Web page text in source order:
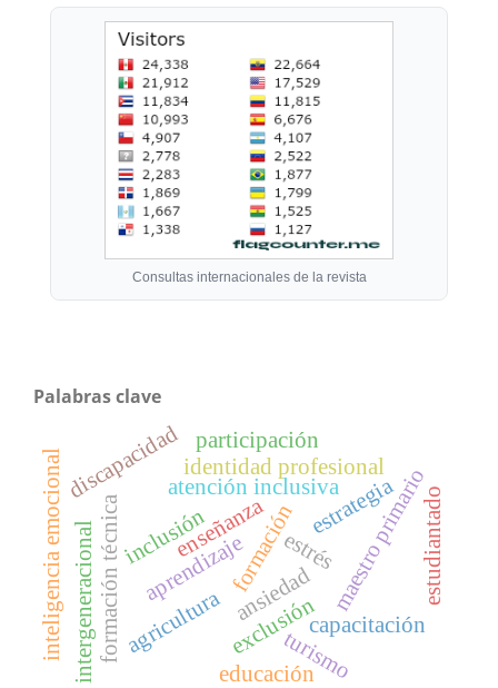
Consultas internacionales de la revista
Palabras clave
formación
atención inclusiva
identidad profesional
enseñanza
aprendizaje
inclusión
exclusión
discapacidad
capacitación
estrés
ansiedad maestro primario
agricultura
formación técnica turismo
inteligencia emocional
educación
participación
estrategia
intergeneracional estudiantado